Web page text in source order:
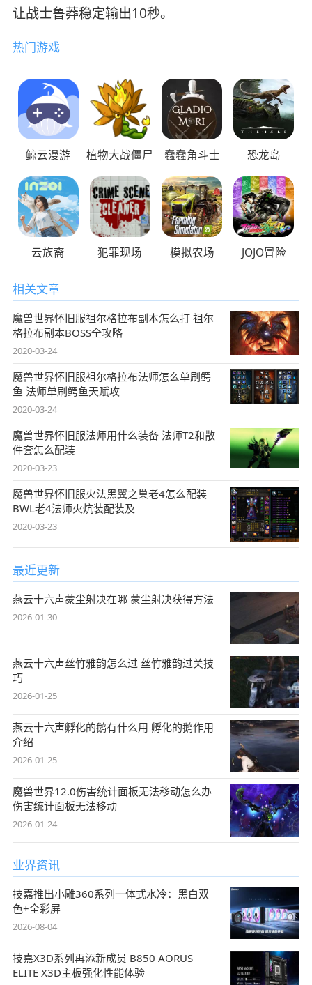
让战士鲁莽稳定输出10秒。
热门游戏
鲸云漫游 植物大战僵尸 蠢蠢角斗士 恐龙岛
云族裔 犯罪现场 模拟农场 JOJO冒险
相关文章
魔兽世界怀旧服祖尔格拉布副本怎么打 祖尔
格拉布副本BOSS全攻略
2020-03-24
魔兽世界怀旧服祖尔格拉布法师怎么单刷鳄
鱼 法师单刷鳄鱼天赋攻
2020-03-24
魔兽世界怀旧服法师用什么装备 法师T2和散
件套怎么配装
2020-03-23
魔兽世界怀旧服火法黑翼之巢老4怎么配装
BWL老4法师火炕装配装及
2020-03-23
最近更新
燕云十六声蒙尘射决在哪 蒙尘射决获得方法
2026-01-30
燕云十六声丝竹雅韵怎么过 丝竹雅韵过关技
巧
2026-01-25
燕云十六声孵化的鹅有什么用 孵化的鹅作用
介绍
2026-01-25
魔兽世界12.0伤害统计面板无法移动怎么办
伤害统计面板无法移动
2026-01-24
业界资讯
技嘉推出小雕360系列一体式水冷：黑白双
色+全彩屏
2026-08-04
技嘉X3D系列再添新成员 B850 AORUS
ELITE X3D主板强化性能体验